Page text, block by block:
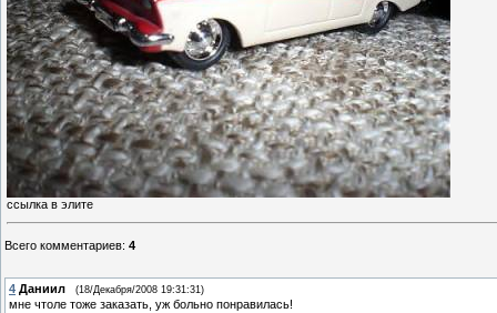
ссылка в элите
Всего комментариев: 4
4 Даниил (18/Декабря/2008 19:31:31)
мне чтоле тоже заказать, уж больно понравилась!